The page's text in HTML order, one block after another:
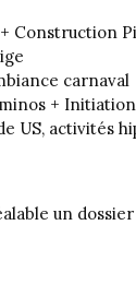
Construction
carnaval
+
US, activités
un